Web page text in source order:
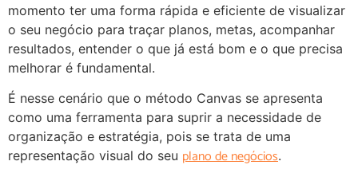
momento ter uma forma rápida e eficiente de visualizar
o seu negócio para traçar planos, metas, acompanhar
resultados, entender o que já está bom e o que precisa
melhorar é fundamental.
É nesse cenário que o método Canvas se apresenta
como uma ferramenta para suprir a necessidade de
organização e estratégia, pois se trata de uma
representação visual do seu plano de negócios.